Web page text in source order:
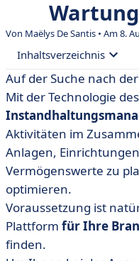
Von Maëlys De Santis • Am 8.
Inhaltsverzeichnis
• Vergleichstabelle der
2025
• BigChange
• Bob! Desk
• CARL Source
• Corim XP Lite
• Fiix Lite
• Followme
Auf der Suche nach der
Mit der Technologie des
Aktivitäten im
Anlagen,
Vermögenswerte zu
optimieren.
Voraussetzung ist
Plattform für Ihre
finden.